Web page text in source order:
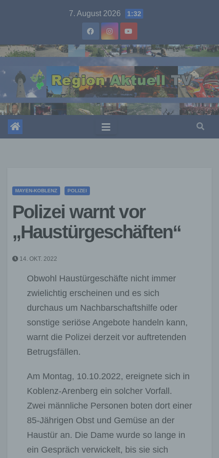
7. August 2026 1:32
MAYEN-KOBLENZ POLIZEI
Polizei warnt vor
„Haustürgeschäften“
14. OKT. 2022
Obwohl Haustürgeschäfte nicht immer
zwielichtig erscheinen und es sich
durchaus um Nachbarschaftshilfe oder
sonstige seriöse Angebote handeln kann,
warnt die Polizei derzeit vor auftretenden
Betrugsfällen.
Am Montag, 10.10.2022, ereignete sich in
Koblenz-Arenberg ein solcher Vorfall.
Zwei männliche Personen boten dort einer
85-Jährigen Obst und Gemüse an der
Haustür an. Die Dame wurde so lange in
ein Gespräch verwickelt, bis sie sich